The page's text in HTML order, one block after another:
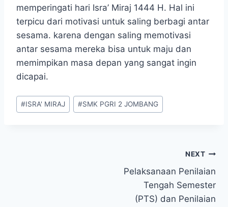
memperingati hari Isra’ Miraj 1444 H. Hal ini
terpicu dari motivasi untuk saling berbagi antar
sesama. karena dengan saling memotivasi
antar sesama mereka bisa untuk maju dan
memimpikan masa depan yang sangat ingin
dicapai.
#ISRA' MIRAJ #SMK PGRI 2 JOMBANG
NEXT
Pelaksanaan Penilaian
Tengah Semester
(PTS) dan Penilaian